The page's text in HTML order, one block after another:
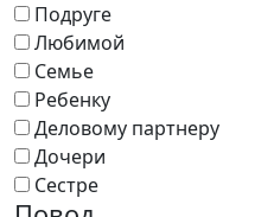
Подруге
Любимой
Семье
Ребенку
Деловому партнеру
Дочери
Сестре